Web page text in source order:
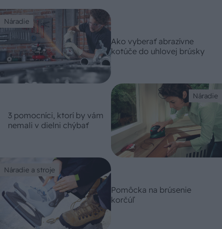
Náradie
Ako vyberať abrazívne
kotúče do uhlovej brúsky
Náradie
3 pomocníci, ktorí by vám
nemali v dielni chýbať
Náradie a stroje
Pomôcka na brúsenie
korčúľ